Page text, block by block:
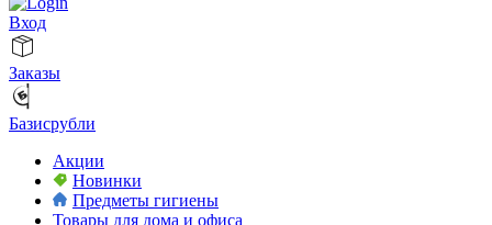
Вход
Заказы
Базисрубли
Акции
Новинки
Предметы гигиены
Товары для дома и офиса